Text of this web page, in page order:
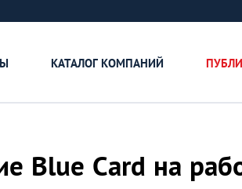
КАТАЛОГ КОМПАНИЙ
Blue Card на